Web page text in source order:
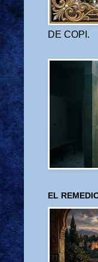
DE COPI.
EL